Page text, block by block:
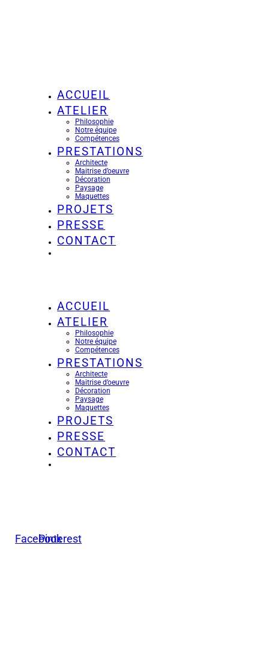
ACCUEIL
ATELIER
Philosophie
Notre équipe
Compétences
PRESTATIONS
Architecte
Maitrise d’oeuvre
Décoration
Paysage
Maquettes
PROJETS
PRESSE
CONTACT
ACCUEIL
ATELIER
Philosophie
Notre équipe
Compétences
PRESTATIONS
Architecte
Maitrise d’oeuvre
Décoration
Paysage
Maquettes
PROJETS
PRESSE
CONTACT
Facebook
Pinterest